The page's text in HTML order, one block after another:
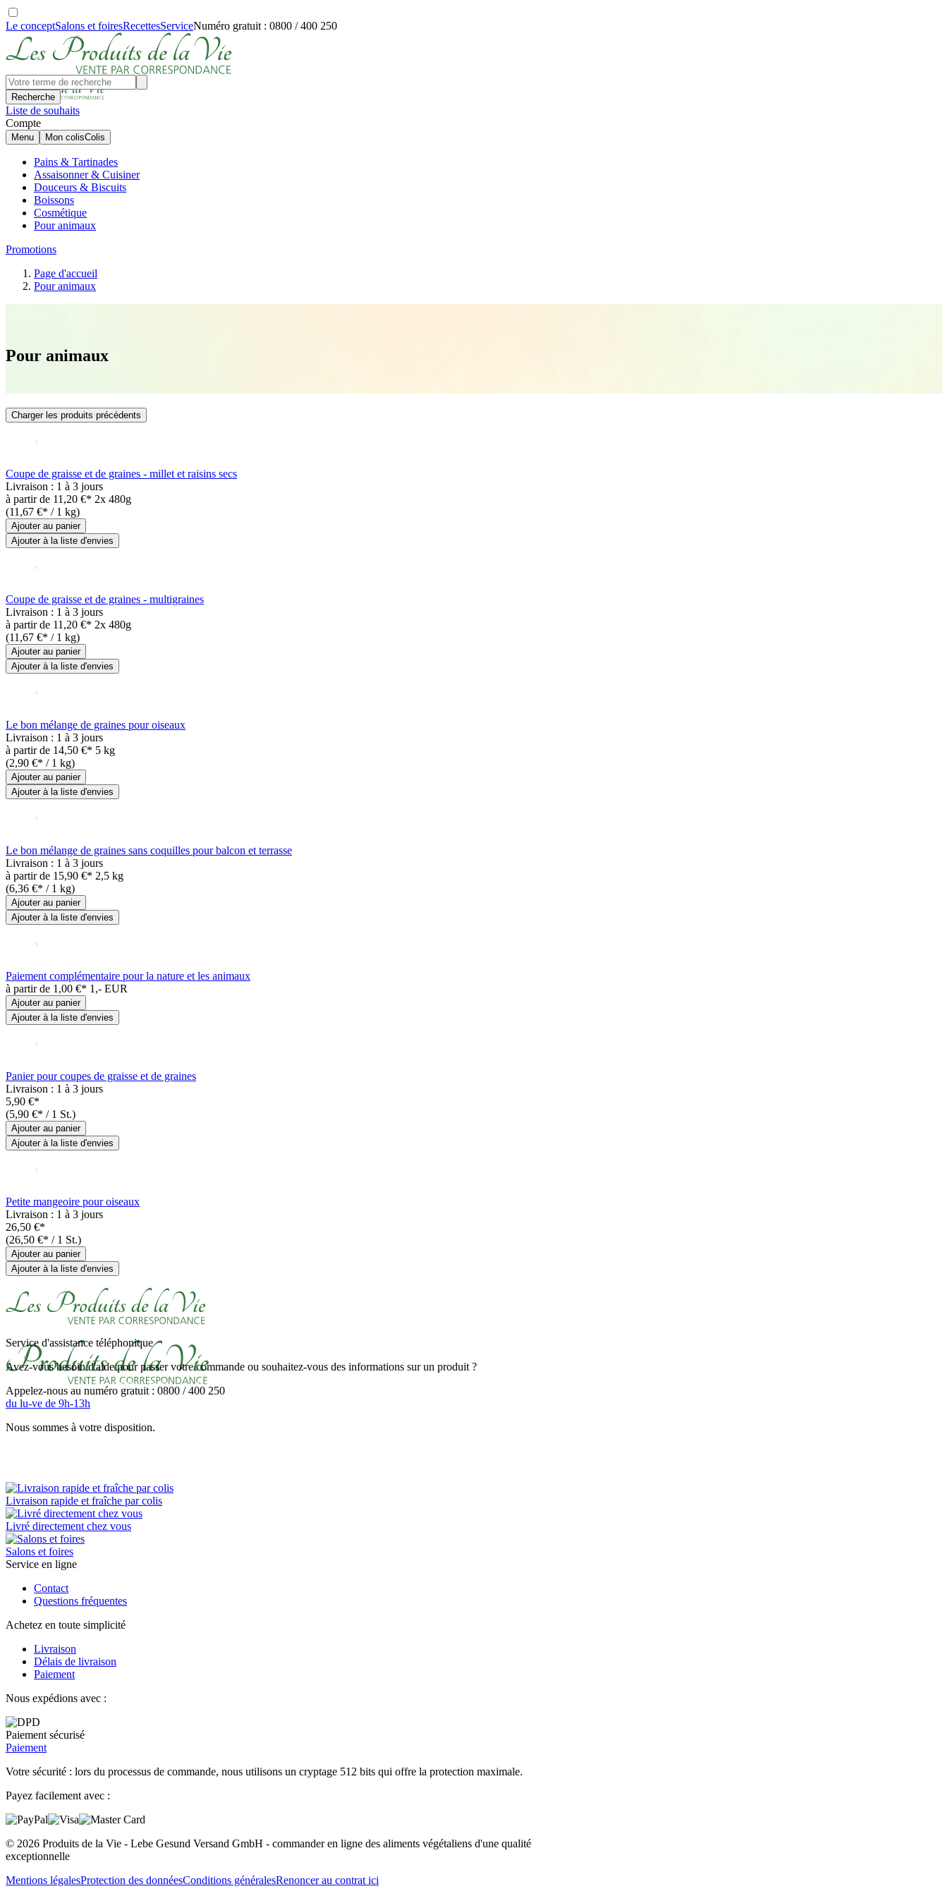
Le conceptSalons et foiresRecettesServiceNuméro gratuit : 0800 / 400 250
Recherche
Liste de souhaits
Compte
Menu Mon colisColis
Pains & Tartinades
Assaisonner & Cuisiner
Douceurs & Biscuits
Boissons
Cosmétique
Pour animaux
Promotions
Page d'accueil
Pour animaux
Pour animaux
Charger les produits précédents
Coupe de graisse et de graines - millet et raisins secs
Livraison : 1 à 3 jours
à partir de 11,20 €* 2x 480g
(11,67 €* / 1 kg)
Ajouter au panier
Ajouter à la liste d'envies
Coupe de graisse et de graines - multigraines
Livraison : 1 à 3 jours
à partir de 11,20 €* 2x 480g
(11,67 €* / 1 kg)
Ajouter au panier
Ajouter à la liste d'envies
Le bon mélange de graines pour oiseaux
Livraison : 1 à 3 jours
à partir de 14,50 €* 5 kg
(2,90 €* / 1 kg)
Ajouter au panier
Ajouter à la liste d'envies
Le bon mélange de graines sans coquilles pour balcon et terrasse
Livraison : 1 à 3 jours
à partir de 15,90 €* 2,5 kg
(6,36 €* / 1 kg)
Ajouter au panier
Ajouter à la liste d'envies
Paiement complémentaire pour la nature et les animaux
à partir de 1,00 €* 1,- EUR
Ajouter au panier
Ajouter à la liste d'envies
Panier pour coupes de graisse et de graines
Livraison : 1 à 3 jours
5,90 €*
(5,90 €* / 1 St.)
Ajouter au panier
Ajouter à la liste d'envies
Petite mangeoire pour oiseaux
Livraison : 1 à 3 jours
26,50 €*
(26,50 €* / 1 St.)
Ajouter au panier
Ajouter à la liste d'envies
Service d'assistance téléphonique
Avez-vous besoin d'aide pour passer votre commande ou souhaitez-vous des informations sur un produit ?
Appelez-nous au numéro gratuit : 0800 / 400 250
du lu-ve de 9h-13h
Nous sommes à votre disposition.
Livraison rapide et fraîche par colis
Livré directement chez vous
Salons et foires
Service en ligne
Contact
Questions fréquentes
Achetez en toute simplicité
Livraison
Délais de livraison
Paiement
Nous expédions avec :
Paiement sécurisé
Paiement
Votre sécurité : lors du processus de commande, nous utilisons un cryptage 512 bits qui offre la protection maximale.
Payez facilement avec :
© 2026 Produits de la Vie - Lebe Gesund Versand GmbH - commander en ligne des aliments végétaliens d'une qualité
exceptionnelle
Mentions légalesProtection des donnéesConditions généralesRenoncer au contrat ici